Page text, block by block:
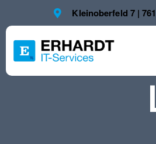
Kleinoberfeld 7 |